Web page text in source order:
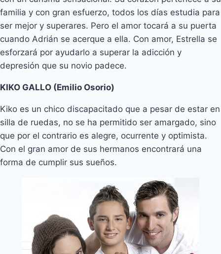
familia y con gran esfuerzo, todos los días estudia para
ser mejor y superares. Pero el amor tocará a su puerta
cuando Adrián se acerque a ella. Con amor, Estrella se
esforzará por ayudarlo a superar la adicción y
depresión que su novio padece.
KIKO GALLO (Emilio Osorio)
Kiko es un chico discapacitado que a pesar de estar en
silla de ruedas, no se ha permitido ser amargado, sino
que por el contrario es alegre, ocurrente y optimista.
Con el gran amor de sus hermanos encontrará una
forma de cumplir sus sueños.